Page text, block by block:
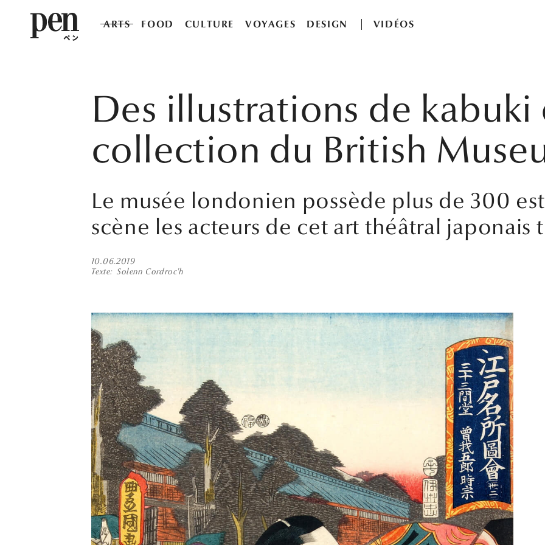
ARTS FOOD CULTURE VOYAGES DESIGN VIDÉOS
Des illustrations de kabuki
collection du British
Le musée londonien possède plus de 300
scène les acteurs de cet art théâtral
10.06.2019
Texte
Solenn Cordroc'h